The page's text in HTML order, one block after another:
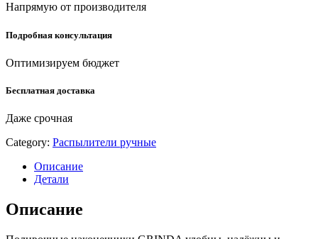
Напрямую от производителя
Подробная консультация
Оптимизируем бюджет
Бесплатная доставка
Даже срочная
Category: Распылители ручные
Описание
Детали
Описание